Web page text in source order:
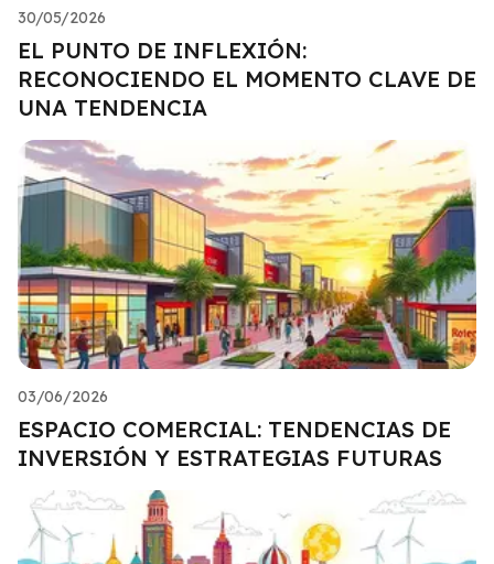
30/05/2026
EL PUNTO DE INFLEXIÓN:
RECONOCIENDO EL MOMENTO CLAVE DE
UNA TENDENCIA
03/06/2026
ESPACIO COMERCIAL: TENDENCIAS DE
INVERSIÓN Y ESTRATEGIAS FUTURAS